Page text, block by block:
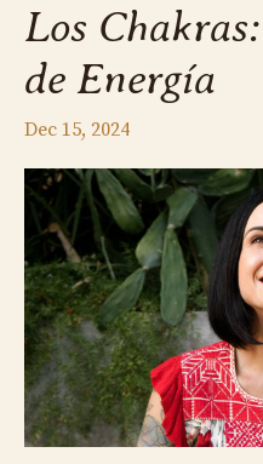
Los
de Energía
Dec 15, 2024